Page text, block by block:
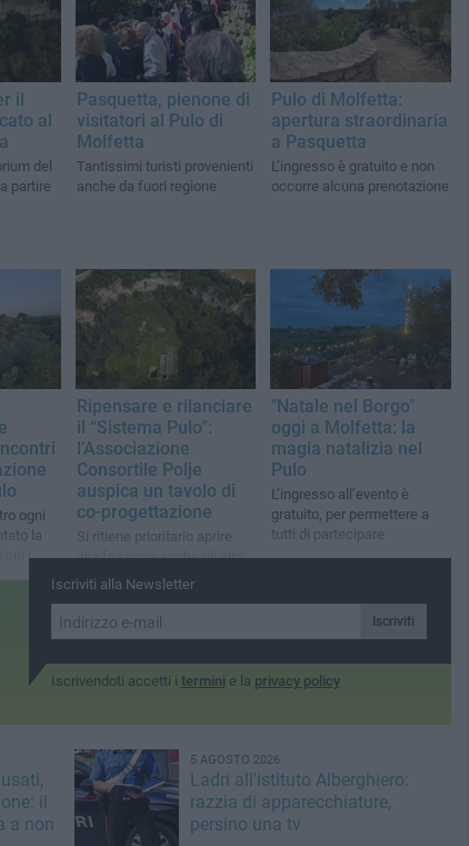
il
al
del
partire
Pasquetta, pienone di
visitatori al Pulo di
Molfetta
Tantissimi turisti provenienti
anche da fuori regione
Pulo di Molfetta:
apertura straordinaria
a Pasquetta
L’ingresso è gratuito e non
occorre alcuna prenotazione
ogni
la
cui i
Ripensare e rilanciare
il “Sistema Pulo”:
l’Associazione
Consortile Polje
auspica un tavolo di
co-progettazione
Si ritiene prioritario aprire
alla fruizione anche gli altri
siti nella disponibilità del
"Natale nel Borgo"
oggi a Molfetta: la
magia natalizia nel
Pulo
L’ingresso all’evento è
gratuito, per permettere a
tutti di partecipare
Iscriviti alla Newsletter
Iscriviti
Iscrivendoti accetti i termini e la privacy policy
il
a non
5 AGOSTO 2026
Ladri all'istituto Alberghiero:
razzia di apparecchiature,
persino una tv